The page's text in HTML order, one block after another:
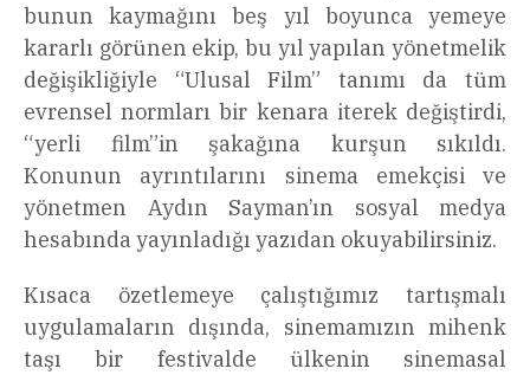
bunun kaymağını beş yıl boyunca yemeye
kararlı görünen ekip, bu yıl yapılan yönetmelik
değişikliğiyle “Ulusal Film” tanımı da tüm
evrensel normları bir kenara iterek değiştirdi,
“yerli film”in şakağına kurşun sıkıldı.
Konunun ayrıntılarını sinema emekçisi ve
yönetmen Aydın Sayman’ın sosyal medya
hesabında yayınladığı yazıdan okuyabilirsiniz.
Kısaca özetlemeye çalıştığımız tartışmalı
uygulamaların dışında, sinemamızın mihenk
taşı bir festivalde ülkenin sinemasal